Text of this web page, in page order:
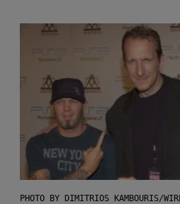
PHOTO BY DIMITRIOS KAMBOURIS/